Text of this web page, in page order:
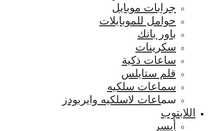
جرابات موبايل
حوامل للموبايلات
باور بانك
سكرينات
ساعات ذكية
قلم ستايلس
سماعات سلكيه
سماعات لاسلكيه وايربودز
اللابتوب
أيسر